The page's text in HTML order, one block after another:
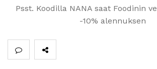
Psst. Koodilla NANA saat Foodinin
-10% alennuksen